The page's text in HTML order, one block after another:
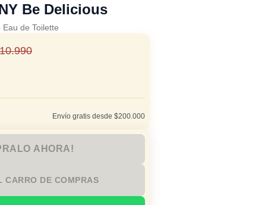
Be Delicious
Eau de Toilette
Envío gratis desde $200.000
AHORA!
CARRO DE COMPRAS